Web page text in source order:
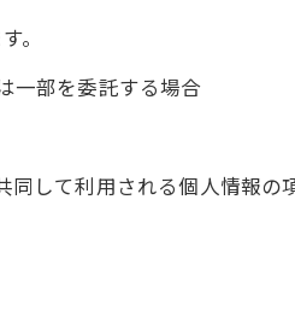
。
一部を委託する場合
して利用される個人情報